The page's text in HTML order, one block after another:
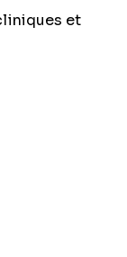
et